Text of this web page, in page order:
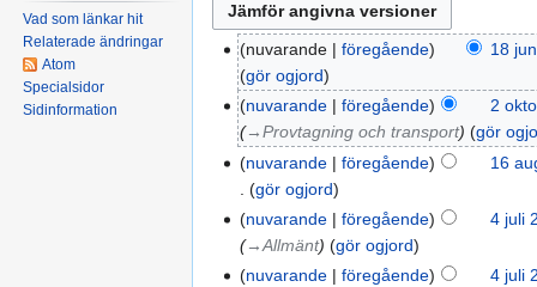
nuvarande föregående
18
gör ogjord
nuvarande
föregående
2
→‎Provtagning och transport
gör
nuvarande
föregående
16
gör ogjord
nuvarande
föregående
4 juli
→‎Allmänt
gör ogjord
nuvarande
föregående
4 juli
Vad som länkar hit
Relaterade ändringar
Atom
Specialsidor
Sidinformation